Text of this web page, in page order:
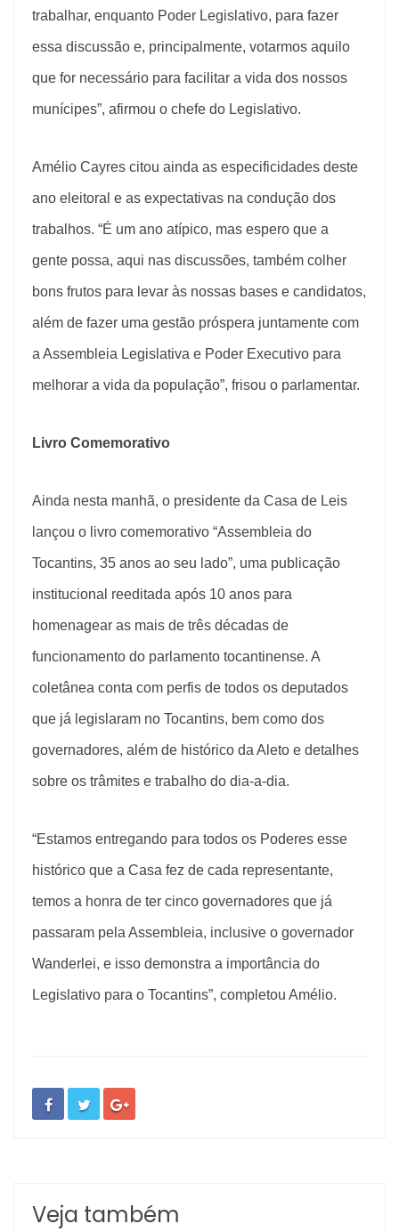
trabalhar, enquanto Poder Legislativo, para fazer
essa discussão e, principalmente, votarmos aquilo
que for necessário para facilitar a vida dos nossos
munícipes”, afirmou o chefe do Legislativo.
Amélio Cayres citou ainda as especificidades deste
ano eleitoral e as expectativas na condução dos
trabalhos. “É um ano atípico, mas espero que a
gente possa, aqui nas discussões, também colher
bons frutos para levar às nossas bases e candidatos,
além de fazer uma gestão próspera juntamente com
a Assembleia Legislativa e Poder Executivo para
melhorar a vida da população”, frisou o parlamentar.
Livro Comemorativo
Ainda nesta manhã, o presidente da Casa de Leis
lançou o livro comemorativo “Assembleia do
Tocantins, 35 anos ao seu lado”, uma publicação
institucional reeditada após 10 anos para
homenagear as mais de três décadas de
funcionamento do parlamento tocantinense. A
coletânea conta com perfis de todos os deputados
que já legislaram no Tocantins, bem como dos
governadores, além de histórico da Aleto e detalhes
sobre os trâmites e trabalho do dia-a-dia.
“Estamos entregando para todos os Poderes esse
histórico que a Casa fez de cada representante,
temos a honra de ter cinco governadores que já
passaram pela Assembleia, inclusive o governador
Wanderlei, e isso demonstra a importância do
Legislativo para o Tocantins”, completou Amélio.
Veja também